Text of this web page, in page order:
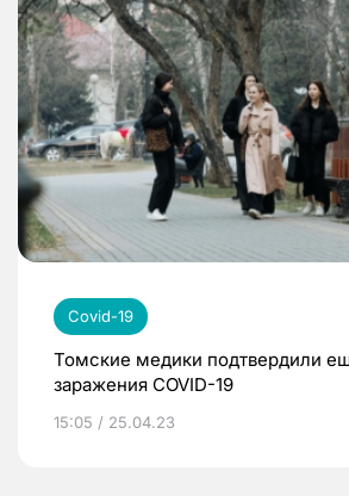
Covid-19
Томские медики подтвердили
заражения COVID-19
15:05 / 25.04.23